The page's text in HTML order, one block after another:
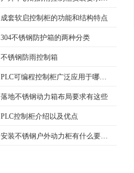
成套软启控制柜的功能和结构特点
304不锈钢防护箱的两种分类
不锈钢防雨控制箱
PLC可编程控制柜广泛应用于哪些行业？特点是什么？
落地不锈钢动力箱布局要求有这些
PLC控制柜介绍以及优点
安装不锈钢户外动力柜有什么要求呢